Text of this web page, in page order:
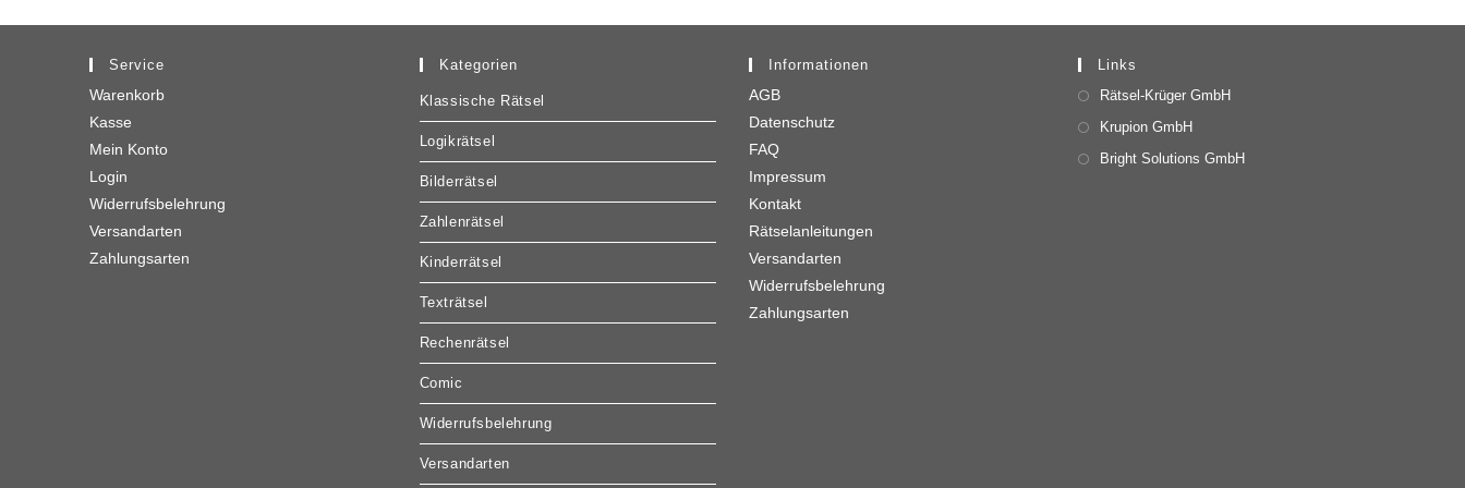
Service
Warenkorb
Kasse
Mein Konto
Login
Widerrufsbelehrung
Versandarten
Zahlungsarten
Kategorien
Klassische Rätsel
Logikrätsel
Bilderrätsel
Zahlenrätsel
Kinderrätsel
Texträtsel
Rechenrätsel
Comic
Widerrufsbelehrung
Versandarten
Informationen
AGB
Datenschutz
FAQ
Impressum
Kontakt
Rätselanleitungen
Versandarten
Widerrufsbelehrung
Zahlungsarten
Links
Rätsel-Krüger GmbH
Krupion GmbH
Bright Solutions GmbH